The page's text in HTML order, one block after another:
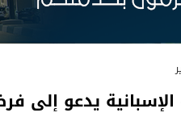
الإسبانية يدعو إلى